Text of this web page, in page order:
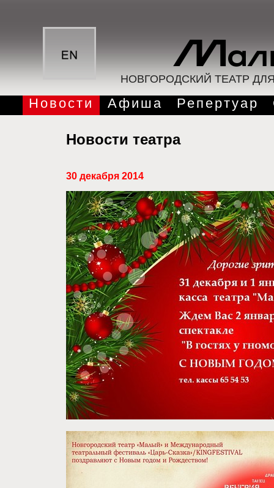
НОВГОРОДСКИЙ ТЕАТР
Новости Афиша Репертуар
Новости театра
30 декабря 2014